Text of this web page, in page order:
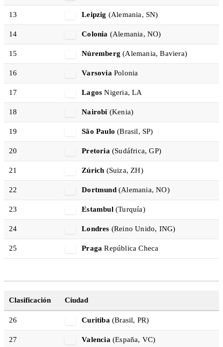
13 Leipzig (Alemania, SN)
14 Colonia (Alemania, NO)
15 Núremberg (Alemania, Baviera)
16 Varsovia Polonia
17 Lagos Nigeria, LA
18 Nairobi (Kenia)
19 São Paulo (Brasil, SP)
20 Pretoria (Sudáfrica, GP)
21 Zúrich (Suiza, ZH)
22 Dortmund(Alemania, NO)
23 Estambul(Turquía)
24 Londres (Reino Unido, ING)
25 Praga República Checa
Clasificación Ciudad
26 Curitiba (Brasil, PR)
27 Valencia (España, VC)